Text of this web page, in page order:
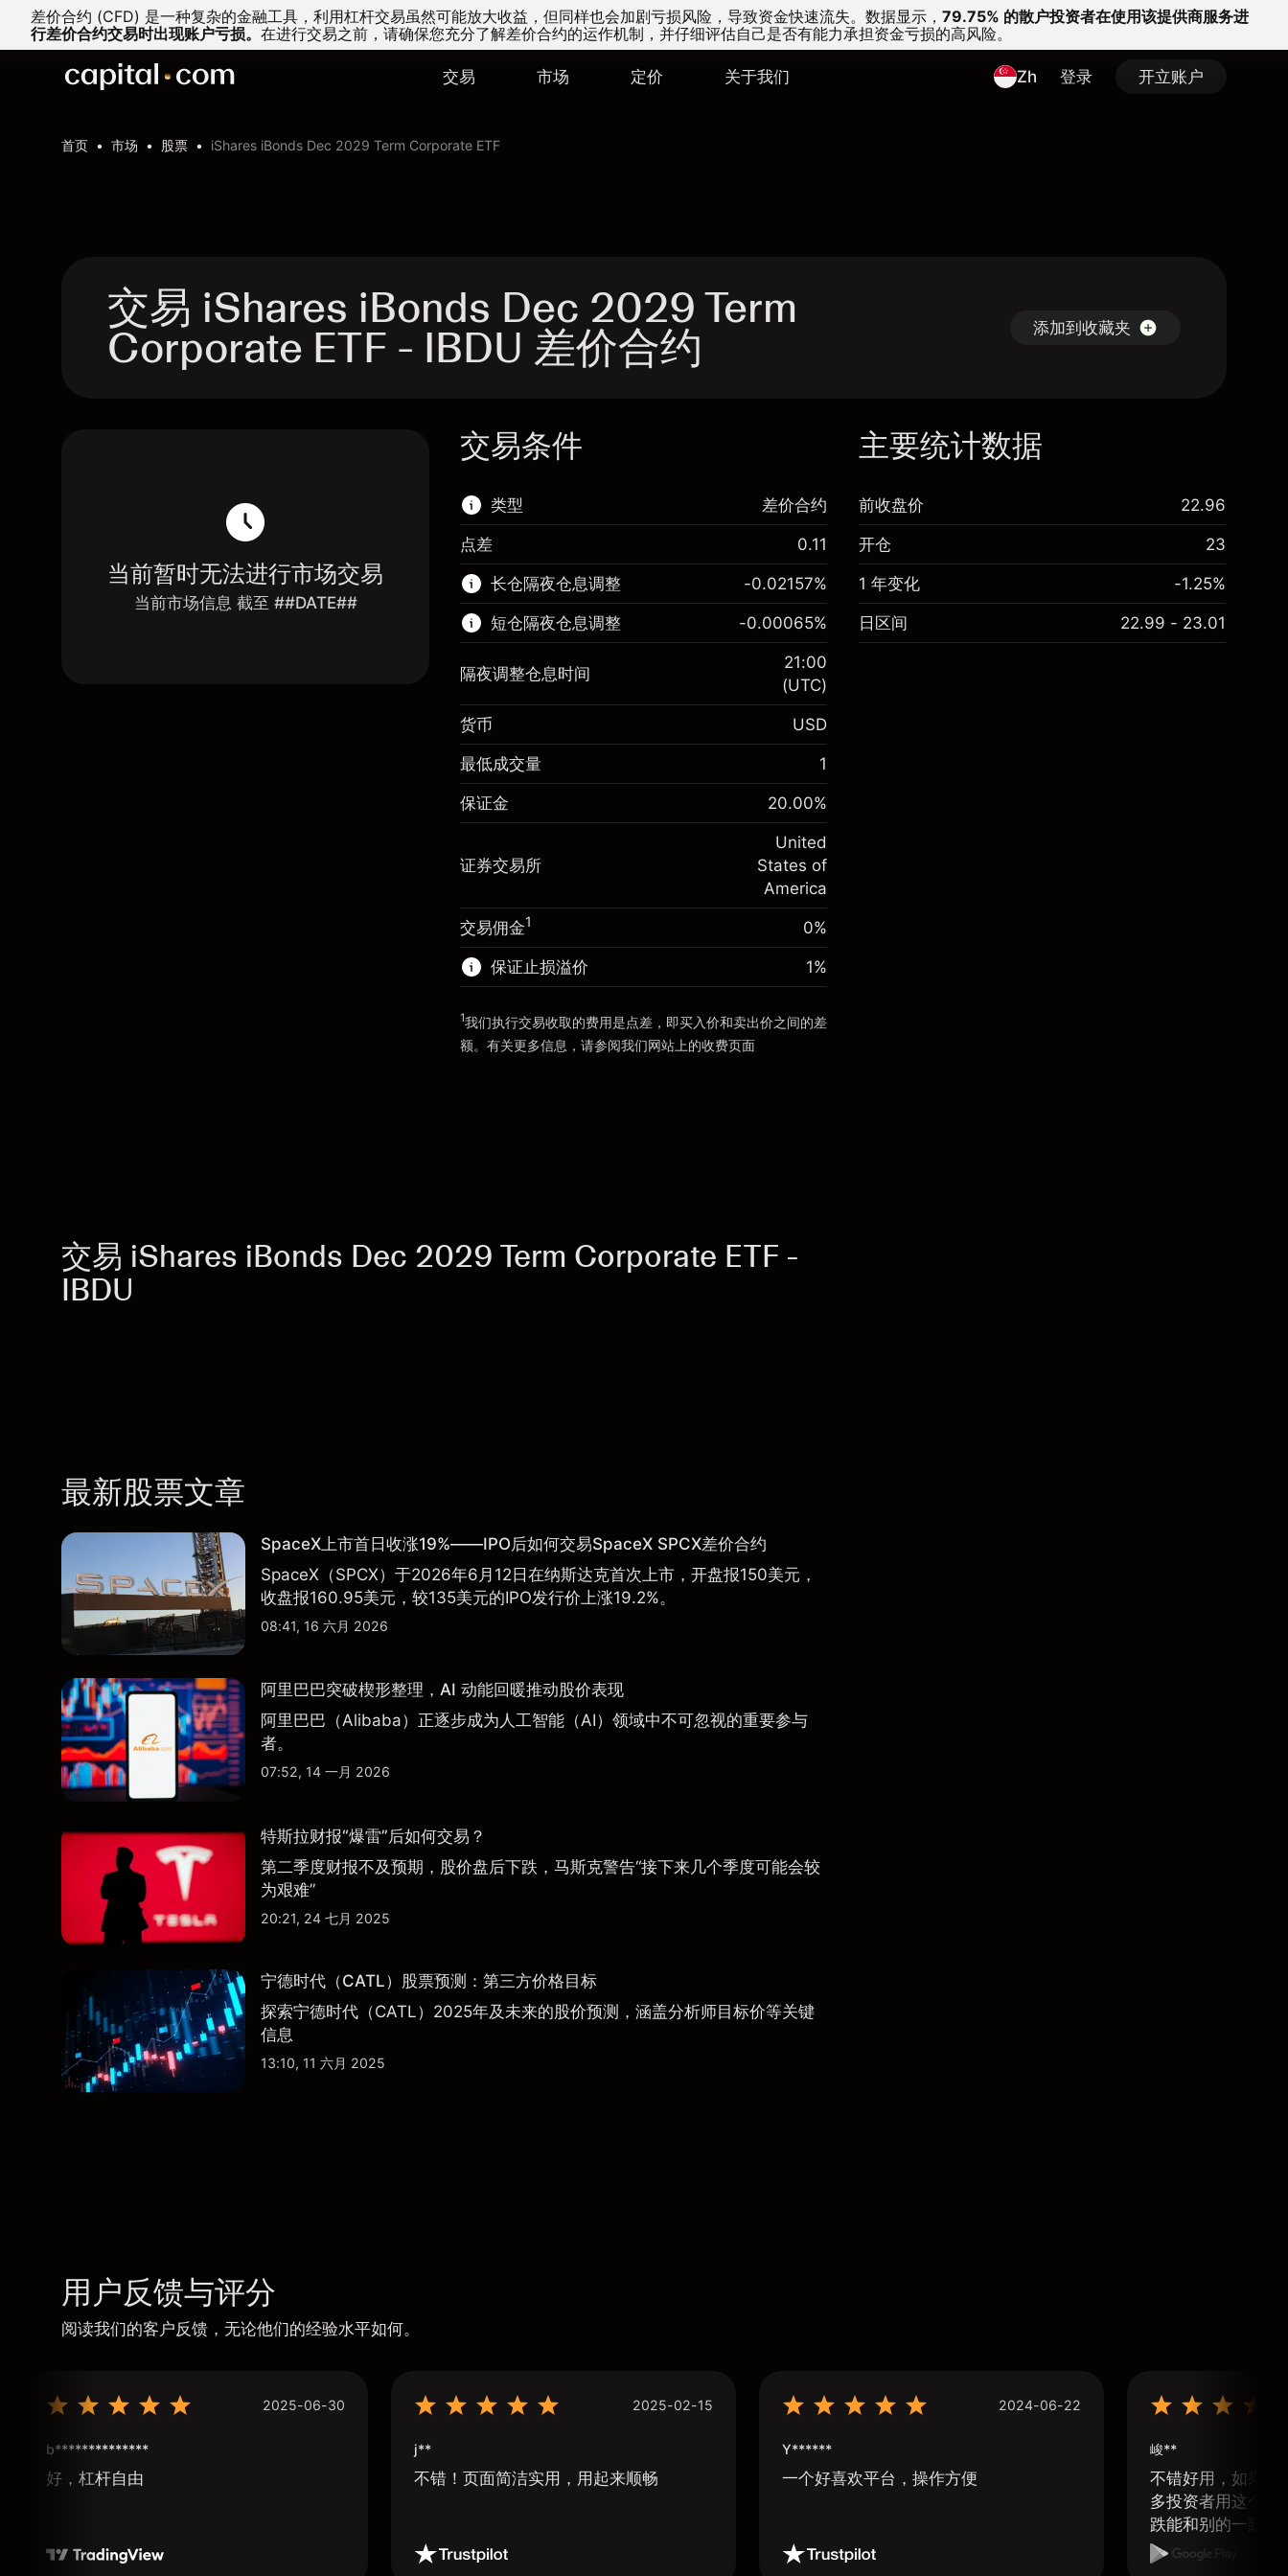
差价合约 (CFD) 是一种复杂的金融工具，利用杠杆交易虽然可能放大收益，但同样也会加剧亏损风险，导致资金快速流失。 数据显示， 79.75% 的散户投资者在使用该提供商服务进
行差价合约交易时出现账户亏损。 在进行交易之前，请确保您充分了解差价合约的运作机制，并仔细评估自己是否有能力承担资金亏损的高风险。
交易 市场 定价 关于我们 Zh 登录 开立账户
首页 市场 股票 iShares iBonds Dec 2029 Term Corporate ETF
交易 iShares iBonds Dec 2029 Term
Corporate ETF - IBDU 差价合约 添加到收藏夹
当前暂时无法进行市场交易
当前市场信息 截至 ##DATE##
交易条件
类型
该金融市场可进行差价合约交易。
了解更多:
差价合约
差价合约
点差 0.11
长仓隔夜仓息调整
$1,000.00
隔夜仓息
来自头寸全值的费用
-0.021568
(-$1.08)
来自杠杆的资金 - 美元（大约值）
$4,000.00
前往平台
-0.02157%
短仓隔夜仓息调整
保证金。您的投资 $1,000.00
来自头寸全值的费用
-0.000654
(-$0.03)
使用杠杆的交易规模（大约值）
$5,000.00
$4,000.00
前往平台
-0.00065%
隔夜调整仓息时间
21:00
(UTC)
货币 USD
最低成交量 1
保证金 20.00%
证券交易所
United
States of
America
交易佣金1 0%
保证止损溢价
“服务费用”
1%
1我们执行交易收取的费用是点差，即买入价和卖出价之间的差
额。有关更多信息，请参阅我们网站上的收费页面
主要统计数据
前收盘价 22.96
开仓 23
1 年变化 -1.25%
日区间 22.99 - 23.01
交易 iShares iBonds Dec 2029 Term Corporate ETF -
IBDU
最新股票文章
SpaceX上市首日收涨19%——IPO后如何交易SpaceX SPCX差价合约
SpaceX（SPCX）于2026年6月12日在纳斯达克首次上市，开盘报150美元，
收盘报160.95美元，较135美元的IPO发行价上涨19.2%。
08:41, 16 六月 2026
阿里巴巴突破楔形整理，AI 动能回暖推动股价表现
阿里巴巴（Alibaba）正逐步成为人工智能（AI）领域中不可忽视的重要参与
者。
07:52, 14 一月 2026
特斯拉财报“爆雷”后如何交易？
第二季度财报不及预期，股价盘后下跌，马斯克警告“接下来几个季度可能会较
为艰难”
20:21, 24 七月 2025
宁德时代（CATL）股票预测：第三方价格目标
探索宁德时代（CATL）2025年及未来的股价预测，涵盖分析师目标价等关键
信息
13:10, 11 六月 2025
用户反馈与评分
阅读我们的客户反馈，无论他们的经验水平如何。
2025-06-30
b**************
好，杠杆自由
2025-02-15
j**
不错！页面简洁实用，用起来顺畅
2024-06-22
Y******
一个好喜欢平台，操作方便
峻**
不错好用，如果可
多投资者用这个软
跌能和别的一致那